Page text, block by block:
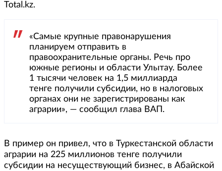
Total.kz.
«Самые крупные правонарушения
планируем отправить в
правоохранительные органы. Речь про
южные регионы и области Улытау. Более
1 тысячи человек на 1,5 миллиарда
тенге получили субсидии, но в налоговых
органах они не зарегистрированы как
аграрии», — сообщил глава ВАП.
В пример он привел, что в Туркестанской области
аграрии на 225 миллионов тенге получили
субсидии на несуществующий бизнес, в Абайской